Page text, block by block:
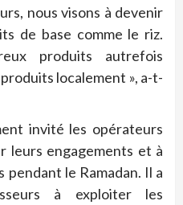
nous visons à devenir
de base comme le riz.
produits autrefois
localement », a-t-
invité les opérateurs
leurs engagements et à
le Ramadan. Il a
à exploiter les